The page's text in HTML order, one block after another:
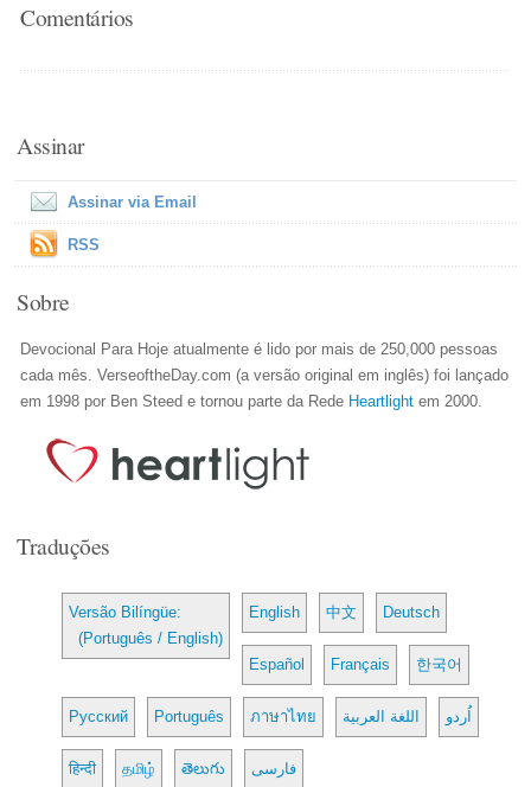
Comentários
Assinar
Assinar via Email
RSS
Sobre
Devocional Para Hoje atualmente é lido por mais de 250,000 pessoas
cada mês. VerseoftheDay.com (a versão original em inglês) foi lançado
em 1998 por Ben Steed e tornou parte da Rede Heartlight em 2000.
Traduções
Versão Bilíngüe:
(Português / English)
English 中文 Deutsch
Español Français 한국어
Русский Português ภาษาไทย اللغة العربية اُردو
हिन्दी தமிழ் తెలుగు فارسی